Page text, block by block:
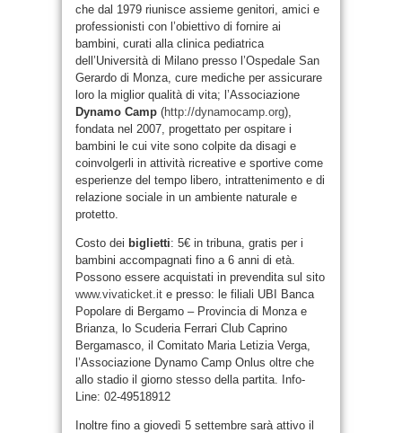
che dal 1979 riunisce assieme genitori, amici e
professionisti con l’obiettivo di fornire ai
bambini, curati alla clinica pediatrica
dell’Università di Milano presso l’Ospedale San
Gerardo di Monza, cure mediche per assicurare
loro la miglior qualità di vita; l’Associazione
Dynamo Camp (http://dynamocamp.org),
fondata nel 2007, progettato per ospitare i
bambini le cui vite sono colpite da disagi e
coinvolgerli in attività ricreative e sportive come
esperienze del tempo libero, intrattenimento e di
relazione sociale in un ambiente naturale e
protetto.
Costo dei biglietti: 5€ in tribuna, gratis per i
bambini accompagnati fino a 6 anni di età.
Possono essere acquistati in prevendita sul sito
www.vivaticket.it e presso: le filiali UBI Banca
Popolare di Bergamo – Provincia di Monza e
Brianza, lo Scuderia Ferrari Club Caprino
Bergamasco, il Comitato Maria Letizia Verga,
l’Associazione Dynamo Camp Onlus oltre che
allo stadio il giorno stesso della partita. Info-
Line: 02-49518912
Inoltre fino a giovedì 5 settembre sarà attivo il